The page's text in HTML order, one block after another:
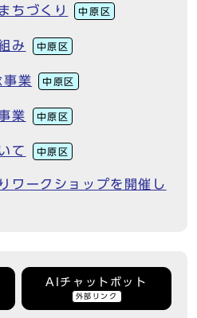
ちづくり 中原区
み 中原区
事業 中原区
業 中原区
て 中原区
ワークショップを開催し
AIチャットボット
外部リンク